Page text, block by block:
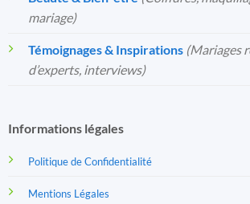
mariage)
Témoignages & Inspirations (Mariages
d’experts, interviews)
Informations légales
Politique de Confidentialité
Mentions Légales